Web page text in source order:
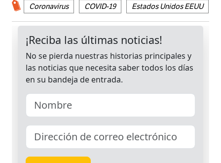
Coronavirus COVID-19 Estados Unidos EEUU